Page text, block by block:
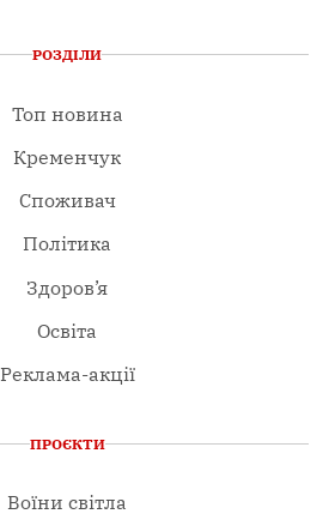
РОЗДІЛИ
Топ новина
Кременчук
Споживач
Політика
Здоров’я
Освіта
Реклама-акції
ПРОЄКТИ
Воїни світла